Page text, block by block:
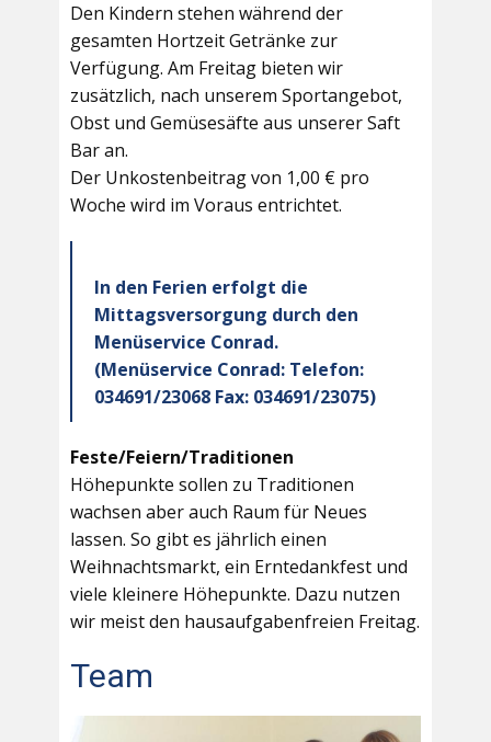
Den Kindern stehen während der
gesamten Hortzeit Getränke zur
Verfügung. Am Freitag bieten wir
zusätzlich, nach unserem Sportangebot,
Obst und Gemüsesäfte aus unserer Saft
Bar an.
Der Unkostenbeitrag von 1,00 € pro
Woche wird im Voraus entrichtet.
In den Ferien erfolgt die
Mittagsversorgung durch den
Menüservice Conrad.
(Menüservice Conrad: Telefon:
034691/23068 Fax: 034691/23075)
Feste/Feiern/Traditionen
Höhepunkte sollen zu Traditionen
wachsen aber auch Raum für Neues
lassen. So gibt es jährlich einen
Weihnachtsmarkt, ein Erntedankfest und
viele kleinere Höhepunkte. Dazu nutzen
wir meist den hausaufgabenfreien Freitag.
Team